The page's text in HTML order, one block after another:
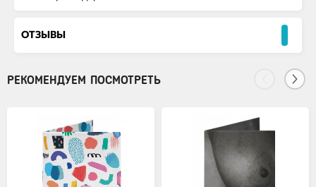
ОТЗЫВЫ
РЕКОМЕНДУЕМ ПОСМОТРЕТЬ